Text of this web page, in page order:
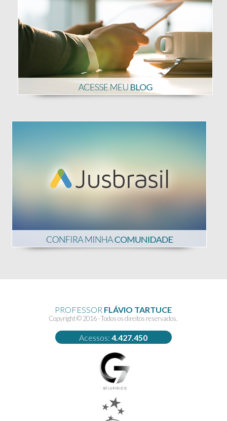
PROFESSOR FLÁVIO TARTUCE
Copyright © 2016 - Todos os direitos reservados.
Acessos:4.427.450